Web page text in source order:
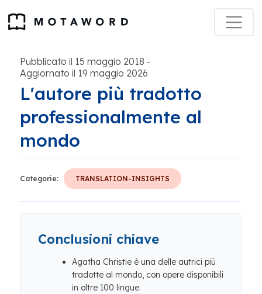
Pubblicato il 15 maggio 2018 -
Aggiornato il 19 maggio 2026
L'autore più tradotto
professionalmente al
mondo
Categorie: TRANSLATION-INSIGHTS
Conclusioni chiave
Agatha Christie è una delle autrici più
tradotte al mondo, con opere disponibili
in oltre 100 lingue.